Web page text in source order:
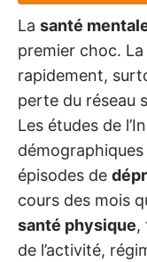
La santé
premier choc. La
rapidement,
perte du réseau
Les études de
épisodes de
cours des mois
santé physique,
de l’activité,